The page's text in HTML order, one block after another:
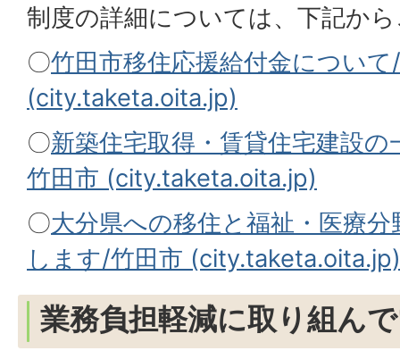
制度の詳細については、下記か
〇竹田市移住応援給付金につい
(city.taketa.oita.jp)
〇新築住宅取得・賃貸住宅建設
竹田市 (city.taketa.oita.jp)
〇大分県への移住と福祉・医療
します/竹田市 (city.taketa.oita.jp)
業務負担軽減に取り組ん